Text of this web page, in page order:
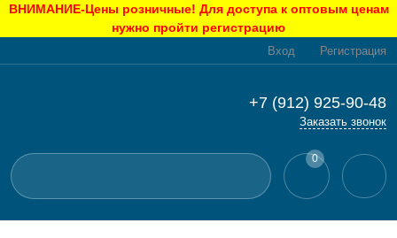
ВНИМАНИЕ-Цены розничные! Для доступа к оптовым ценам
нужно пройти регистрацию
Вход Регистрация
+7 (912) 925-90-48
Заказать звонок
0